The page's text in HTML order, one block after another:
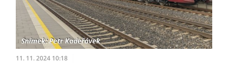
11. 11. 2024 10:18